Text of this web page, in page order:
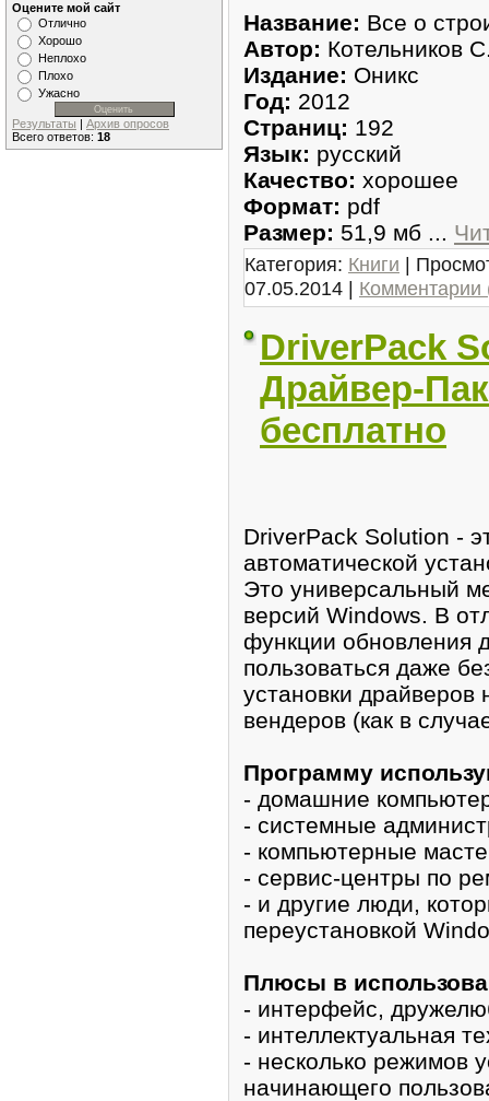
Оцените мой сайт
Отлично
Хорошо
Неплохо
Плохо
Ужасно
Результаты | Архив опросов
Всего ответов: 18
Название: Все о
Автор: Котельников
Издание: Оникс
Год: 2012
Страниц: 192
Язык: русский
Качество: хорошее
Формат: pdf
Размер: 51,9 мб ...
Категория: Книги |
07.05.2014 | Комментарии
DriverPack
Драйвер-
бесплатно
DriverPack Solution -
автоматической
Это универсальный
версий Windows. В
функции обновления
пользоваться даже
установки драйверов
вендеров (как в
Программу
- домашние
- системные
- компьютерные
- сервис-центры по
- и другие люди,
переустановкой
Плюсы в
- интерфейс,
- интеллектуальная
- несколько режимов
начинающего